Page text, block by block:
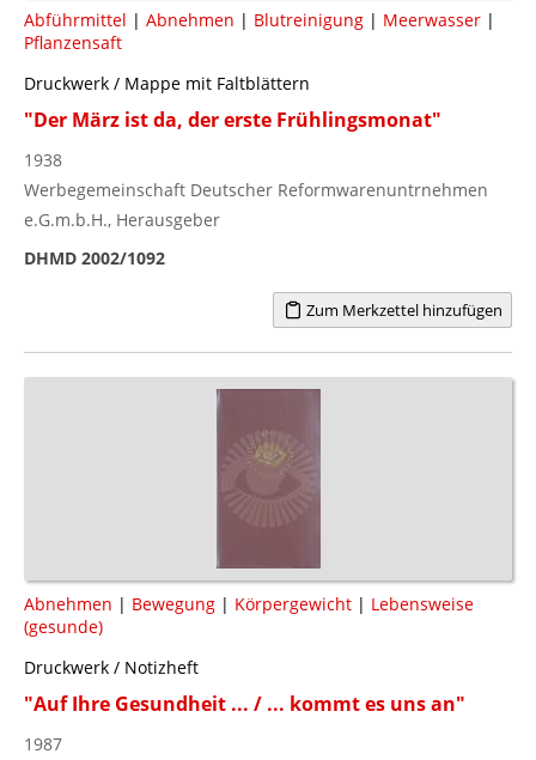
Abführmittel | Abnehmen | Blutreinigung | Meerwasser |
Pflanzensaft
Druckwerk / Mappe mit Faltblättern
"Der März ist da, der erste Frühlingsmonat"
1938
Werbegemeinschaft Deutscher Reformwarenuntrnehmen
e.G.m.b.H., Herausgeber
DHMD 2002/1092
Zum Merkzettel hinzufügen
Abnehmen | Bewegung | Körpergewicht | Lebensweise
(gesunde)
Druckwerk / Notizheft
"Auf Ihre Gesundheit ... / ... kommt es uns an"
1987